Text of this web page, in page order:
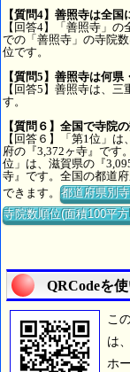
【質問4】善照寺は全
【回答4】「善照寺」
での「善照寺」の寺院
位です。
【質問5】善照寺は何
【回答5】善照寺は、
す。
【質問６】全国で寺院
【回答６】「第1位」
府の『3,372ヶ寺』です
位」は、滋賀県の『
寺』です。全国の都道
できます。都道府県別
寺院数順位(面積100平
QRCodeを
こ
は
ホ